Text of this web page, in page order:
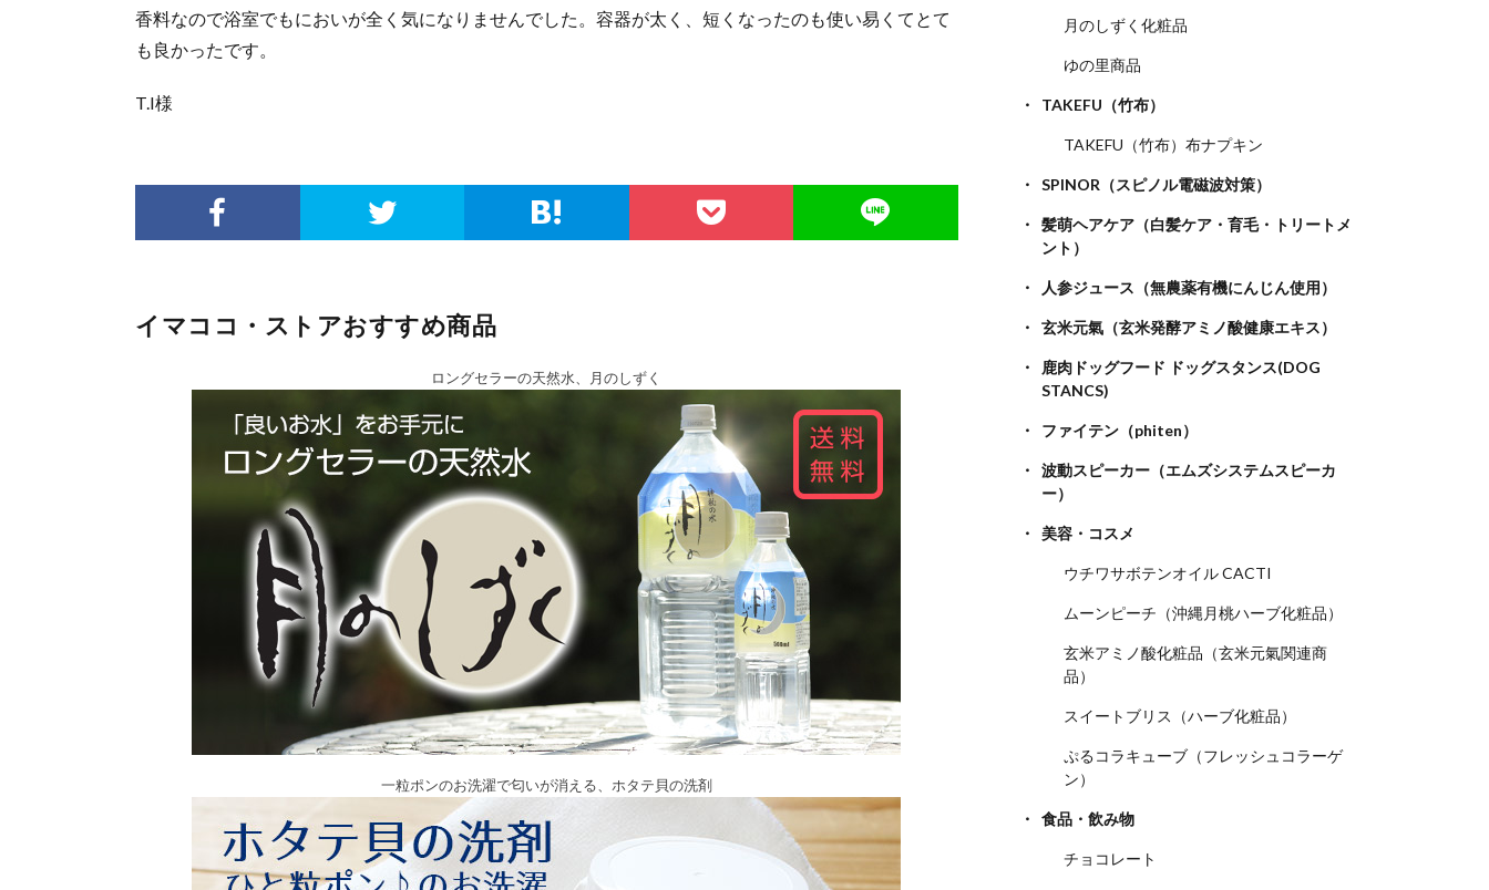
香料なので浴室でもにおいが全く気になりませんでした。容器が太く、短くなったのも使い易くてとて
も良かったです。
T.I様
イマココ・ストアおすすめ商品
ロングセラーの天然水、月のしずく
一粒ポンのお洗濯で匂いが消える、ホタテ貝の洗剤
月のしずく化粧品
ゆの里商品
TAKEFU（竹布）
TAKEFU（竹布）布ナプキン
SPINOR（スピノル電磁波対策）
髪萌ヘアケア（白髪ケア・育毛・トリートメ
ント）
人参ジュース（無農薬有機にんじん使用）
玄米元氣（玄米発酵アミノ酸健康エキス）
鹿肉ドッグフード ドッグスタンス(DOG
STANCS)
ファイテン（phiten）
波動スピーカー（エムズシステムスピーカ
ー）
美容・コスメ
ウチワサボテンオイル CACTI
ムーンピーチ（沖縄月桃ハーブ化粧品）
玄米アミノ酸化粧品（玄米元氣関連商
品）
スイートブリス（ハーブ化粧品）
ぷるコラキューブ（フレッシュコラーゲ
ン）
食品・飲み物
チョコレート